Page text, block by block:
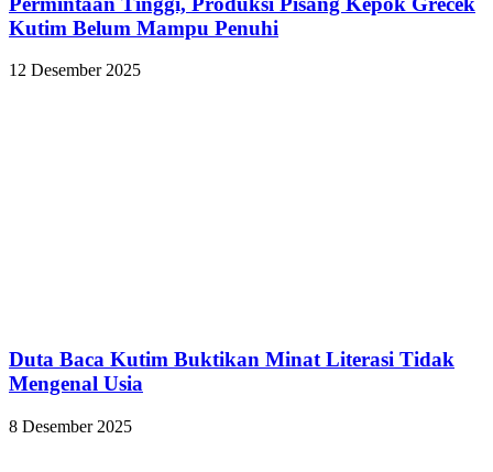
Kutim Belum Mampu Penuhi
12 Desember 2025
Duta Baca Kutim Buktikan Minat Literasi Tidak
Mengenal Usia
8 Desember 2025